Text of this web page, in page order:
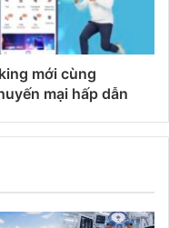
mới cùng
mại hấp dẫn